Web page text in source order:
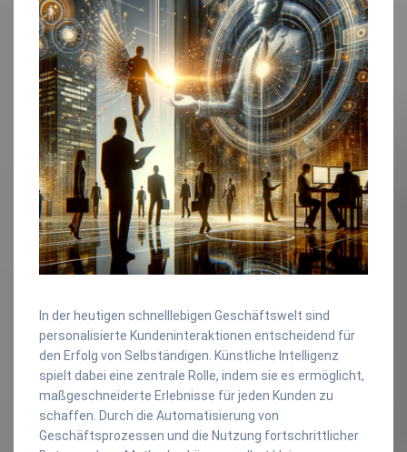
In der heutigen schnelllebigen Geschäftswelt sind
personalisierte Kundeninteraktionen entscheidend für
den Erfolg von Selbständigen. Künstliche Intelligenz
spielt dabei eine zentrale Rolle, indem sie es ermöglicht,
maßgeschneiderte Erlebnisse für jeden Kunden zu
schaffen. Durch die Automatisierung von
Geschäftsprozessen und die Nutzung fortschrittlicher